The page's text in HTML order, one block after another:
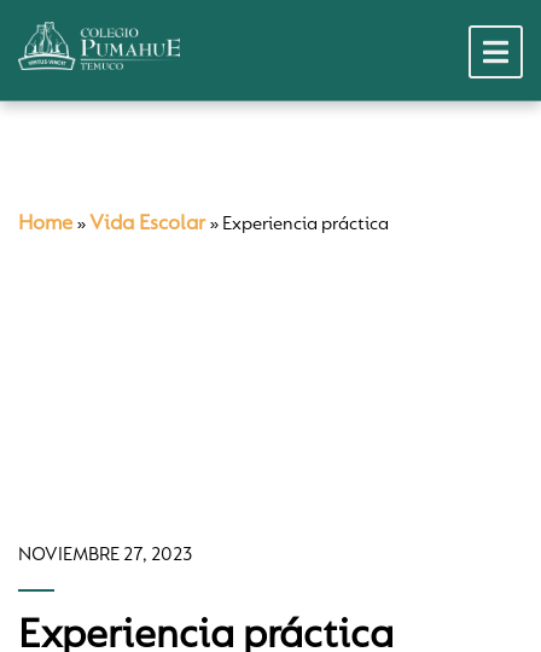
Home » Vida Escolar» Experiencia práctica
NOVIEMBRE 27, 2023
Experiencia práctica